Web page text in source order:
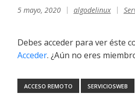
5 mayo, 2020 algodelinux
Debes acceder para ver éste
Acceder. ¿Aún no eres
ACCESO REMOTO SERVICIOSWEB